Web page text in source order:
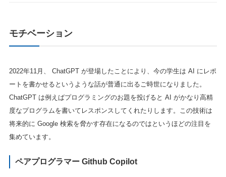
モチベーション
2022年11月、 ChatGPT が登場したことにより、今の学生は AI にレポ
ートを書かせるというような話が普通に出るご時世になりました。
ChatGPT は例えばプログラミングのお題を投げると AI がかなり高精
度なプログラムを書いてレスポンスしてくれたりします。この技術は
将来的に Google 検索を脅かす存在になるのではというほどの注目を
集めています。
ペアプログラマー Github Copilot